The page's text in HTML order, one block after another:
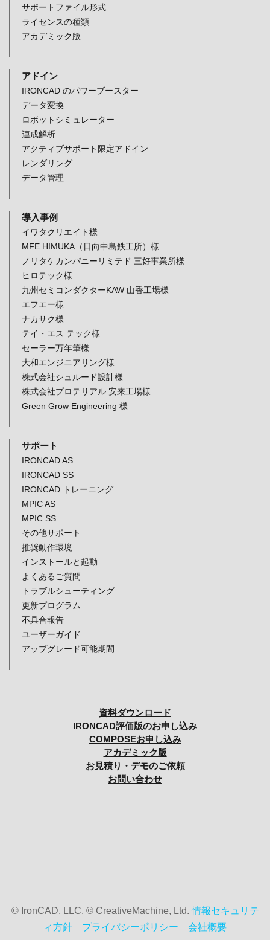
サポートファイル形式
ライセンスの種類
アカデミック版
アドイン
IRONCAD のパワーブースター
データ変換
ロボットシミュレーター
連成解析
アクティブサポート限定アドイン
レンダリング
データ管理
導入事例
イワタクリエイト様
MFE HIMUKA（日向中島鉄工所）様
ノリタケカンパニーリミテド 三好事業所様
ヒロテック様
九州セミコンダクターKAW 山香工場様
エフエー様
ナカサク様
テイ・エス テック様
セーラー万年筆様
大和エンジニアリング様
株式会社シュルード設計様
株式会社プロテリアル 安来工場様
Green Grow Engineering 様
サポート
IRONCAD AS
IRONCAD SS
IRONCAD トレーニング
MPIC AS
MPIC SS
その他サポート
推奨動作環境
インストールと起動
よくあるご質問
トラブルシューティング
更新プログラム
不具合報告
ユーザーガイド
アップグレード可能期間
資料ダウンロード
IRONCAD評価版のお申し込み
COMPOSEお申し込み
アカデミック版
お見積り・デモのご依頼
お問い合わせ
© IronCAD, LLC. © CreativeMachine, Ltd.情報セキュリテ
ィ方針
プライバシーポリシー 会社概要